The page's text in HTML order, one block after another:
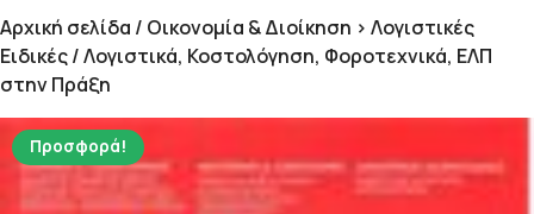
Αρχική σελίδα / Οικονομία & Διοίκηση > Λογιστικές
Ειδικές/ Λογιστικά, Κοστολόγηση, Φοροτεχνικά, ΕΛΠ
στην Πράξη
Προσφορά!